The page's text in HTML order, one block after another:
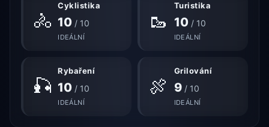
🚴
Cyklistika
10 / 10
IDEÁLNÍ
🥾
Turistika
10/ 10
IDEÁLNÍ
🎣
Rybaření
10 / 10
IDEÁLNÍ
🍖
Grilování
9/ 10
IDEÁLNÍ